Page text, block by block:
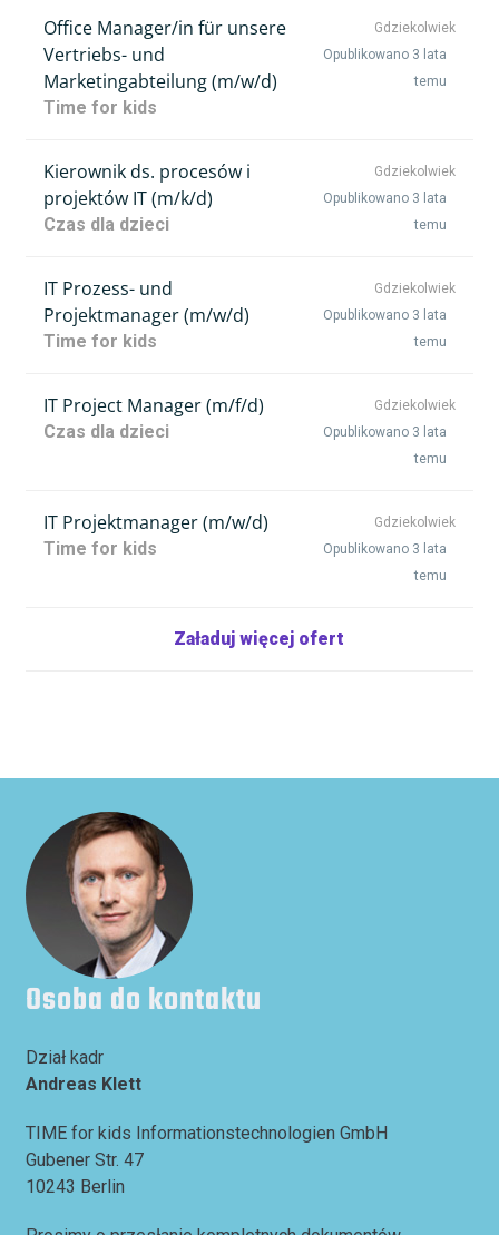
Office Manager/in für unsere
Vertriebs- und
Marketingabteilung (m/w/d)
Time for kids
Gdziekolwiek
Opublikowano 3 lata
temu
Kierownik ds. procesów i
projektów IT (m/k/d)
Czas dla dzieci
Gdziekolwiek
Opublikowano 3 lata
temu
IT Prozess- und
Projektmanager (m/w/d)
Time for kids
Gdziekolwiek
Opublikowano 3 lata
temu
IT Project Manager (m/f/d)
Czas dla dzieci
Gdziekolwiek
Opublikowano 3 lata
temu
IT Projektmanager (m/w/d)
Time for kids
Gdziekolwiek
Opublikowano 3 lata
temu
Załaduj więcej ofert
Osoba do kontaktu
Dział kadr
Andreas Klett
TIME for kids Informationstechnologien GmbH
Gubener Str. 47
10243 Berlin